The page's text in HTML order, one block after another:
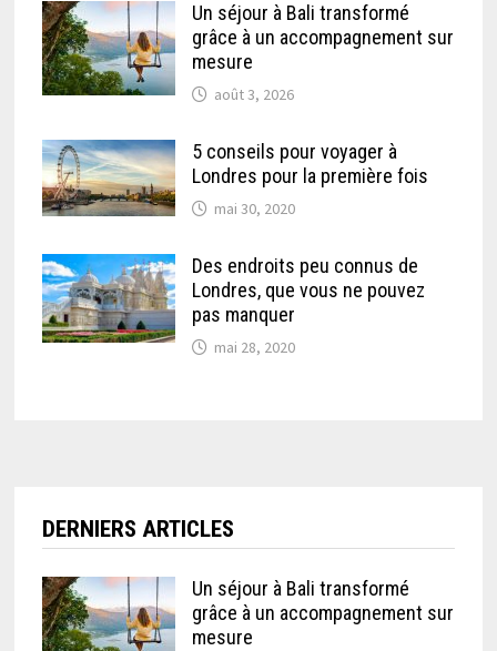
Un séjour à Bali transformé
grâce à un accompagnement sur
mesure
août 3, 2026
5 conseils pour voyager à
Londres pour la première fois
mai 30, 2020
Des endroits peu connus de
Londres, que vous ne pouvez
pas manquer
mai 28, 2020
DERNIERS ARTICLES
Un séjour à Bali transformé
grâce à un accompagnement sur
mesure